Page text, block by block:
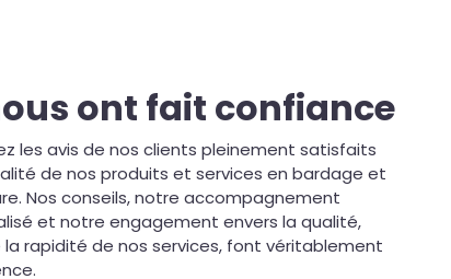
ont fait confiance
les avis de nos clients pleinement satisfaits
de nos produits et services en bardage et
Nos conseils, notre accompagnement
et notre engagement envers la qualité,
la rapidité de nos services, font véritablement
un problème dans
super rapide
!
Moisão
Manolis Claude